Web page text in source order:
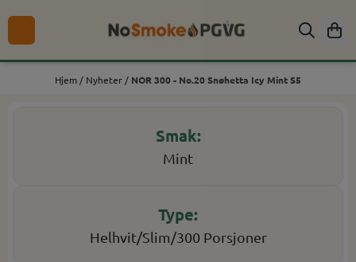
Hopp til innhold
Hjem / Nyheter / NOR 300 - No.20 Snøhetta Icy Mint S5
Mint
Helhvit/Slim/300 Porsjoner